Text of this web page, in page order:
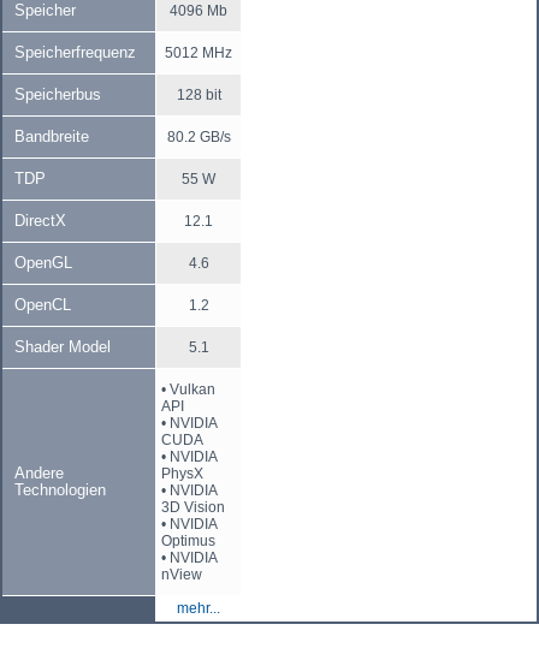
Speicher 4096 Mb
Speicherfrequenz 5012 MHz
Speicherbus 128 bit
Bandbreite 80.2 GB/s
TDP 55 W
DirectX 12.1
OpenGL 4.6
OpenCL 1.2
Shader Model 5.1
Andere
Technologien
• Vulkan
API
• NVIDIA
CUDA
• NVIDIA
PhysX
• NVIDIA
3D Vision
• NVIDIA
Optimus
• NVIDIA
nView
mehr...